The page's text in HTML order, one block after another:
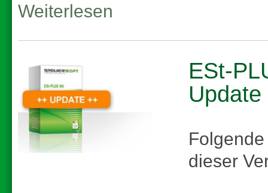
Weiterlesen
ESt-
dieser